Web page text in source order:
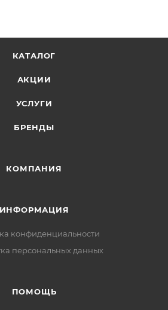
КАТАЛОГ
АКЦИИ
УСЛУГИ
БРЕНДЫ
КОМПАНИЯ
ИНФОРМАЦИЯ
конфиденциальности
персональных данных
ПОМОЩЬ